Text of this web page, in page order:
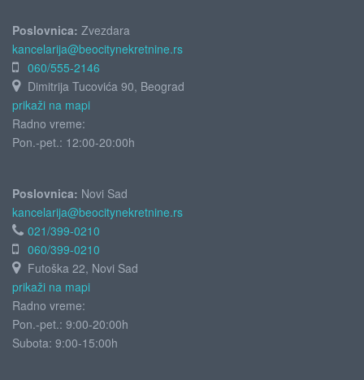
Poslovnica: Zvezdara
kancelarija@beocitynekretnine.rs
060/555-2146
Dimitrija Tucovića 90, Beograd
prikaži na mapi
Radno vreme:
Pon.-pet.: 12:00-20:00h
Poslovnica: Novi Sad
kancelarija@beocitynekretnine.rs
021/399-0210
060/399-0210
Futoška 22, Novi Sad
prikaži na mapi
Radno vreme:
Pon.-pet.: 9:00-20:00h
Subota: 9:00-15:00h